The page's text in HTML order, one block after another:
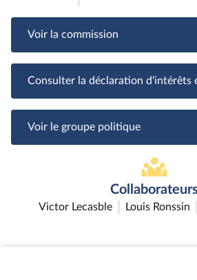
Voir la commission
Consulter la déclaration d'intérêts
Voir le groupe politique
Collaborateurs
Victor Lecasble Louis Ronssin